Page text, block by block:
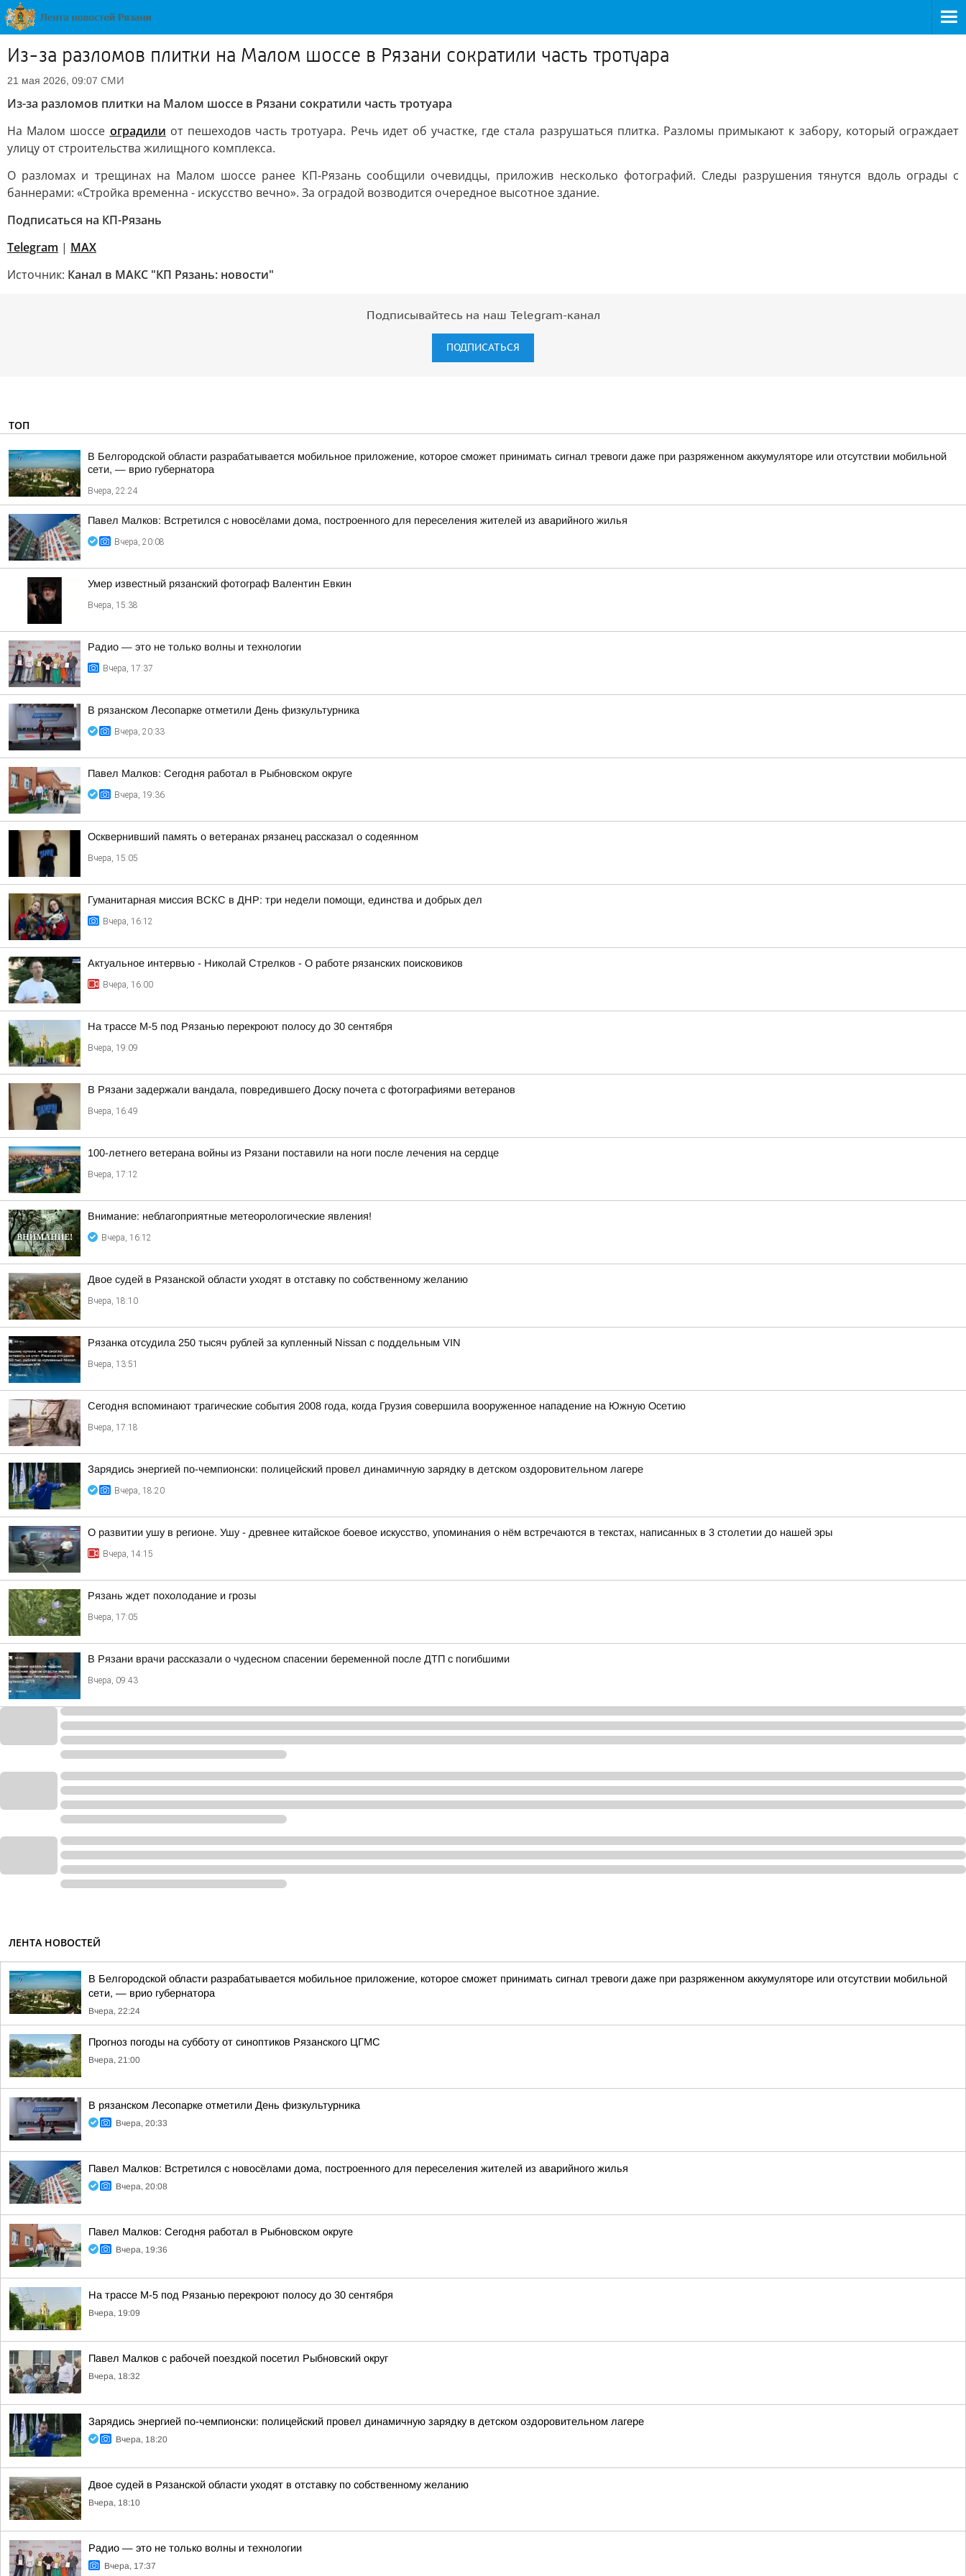
Из-за разломов плитки на Малом шоссе в Рязани сократили часть тротуара
21 мая 2026, 09:07 СМИ
Из-за разломов плитки на Малом шоссе в Рязани сократили часть тротуара
На Малом шоссе оградили от пешеходов часть тротуара. Речь идет об участке, где стала разрушаться плитка. Разломы примыкают к забору, который ограждает
улицу от строительства жилищного комплекса.
О разломах и трещинах на Малом шоссе ранее КП-Рязань сообщили очевидцы, приложив несколько фотографий. Следы разрушения тянутся вдоль ограды с
баннерами: «Стройка временна - искусство вечно». За оградой возводится очередное высотное здание.
Подписаться на КП-Рязань
Telegram | МАХ
Источник: Канал в МАКС "КП Рязань: новости"
Подписывайтесь на наш Telegram-канал
ПОДПИСАТЬСЯ
ТОП
В Белгородской области разрабатывается мобильное приложение, которое сможет принимать сигнал тревоги даже при разряженном аккумуляторе или отсутствии мобильной
сети, — врио губернатора
Вчера, 22:24
Павел Малков: Встретился с новосёлами дома, построенного для переселения жителей из аварийного жилья
Вчера, 20:08
Умер известный рязанский фотограф Валентин Евкин
Вчера, 15:38
Радио — это не только волны и технологии
Вчера, 17:37
В рязанском Лесопарке отметили День физкультурника
Вчера, 20:33
Павел Малков: Сегодня работал в Рыбновском округе
Вчера, 19:36
Осквернивший память о ветеранах рязанец рассказал о содеянном
Вчера, 15:05
Гуманитарная миссия ВСКС в ДНР: три недели помощи, единства и добрых дел
Вчера, 16:12
Актуальное интервью - Николай Стрелков - О работе рязанских поисковиков
Вчера, 16:00
На трассе М-5 под Рязанью перекроют полосу до 30 сентября
Вчера, 19:09
В Рязани задержали вандала, повредившего Доску почета с фотографиями ветеранов
Вчера, 16:49
100-летнего ветерана войны из Рязани поставили на ноги после лечения на сердце
Вчера, 17:12
Внимание: неблагоприятные метеорологические явления!
Вчера, 16:12
Двое судей в Рязанской области уходят в отставку по собственному желанию
Вчера, 18:10
Рязанка отсудила 250 тысяч рублей за купленный Nissan с поддельным VIN
Вчера, 13:51
Сегодня вспоминают трагические события 2008 года, когда Грузия совершила вооруженное нападение на Южную Осетию
Вчера, 17:18
Зарядись энергией по-чемпионски: полицейский провел динамичную зарядку в детском оздоровительном лагере
Вчера, 18:20
О развитии ушу в регионе. Ушу - древнее китайское боевое искусство, упоминания о нём встречаются в текстах, написанных в 3 столетии до нашей эры
Вчера, 14:15
Рязань ждет похолодание и грозы
Вчера, 17:05
В Рязани врачи рассказали о чудесном спасении беременной после ДТП с погибшими
Вчера, 09:43
ЛЕНТА НОВОСТЕЙ
В Белгородской области разрабатывается мобильное приложение, которое сможет принимать сигнал тревоги даже при разряженном аккумуляторе или отсутствии мобильной
сети, — врио губернатора
Вчера, 22:24
Прогноз погоды на субботу от синоптиков Рязанского ЦГМС
Вчера, 21:00
В рязанском Лесопарке отметили День физкультурника
Вчера, 20:33
Павел Малков: Встретился с новосёлами дома, построенного для переселения жителей из аварийного жилья
Вчера, 20:08
Павел Малков: Сегодня работал в Рыбновском округе
Вчера, 19:36
На трассе М-5 под Рязанью перекроют полосу до 30 сентября
Вчера, 19:09
Павел Малков с рабочей поездкой посетил Рыбновский округ
Вчера, 18:32
Зарядись энергией по-чемпионски: полицейский провел динамичную зарядку в детском оздоровительном лагере
Вчера, 18:20
Двое судей в Рязанской области уходят в отставку по собственному желанию
Вчера, 18:10
Радио — это не только волны и технологии
Вчера, 17:37